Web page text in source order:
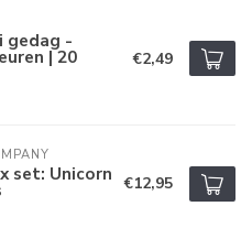
gedag -
| 20 €2,49
set: Unicorn €12,95